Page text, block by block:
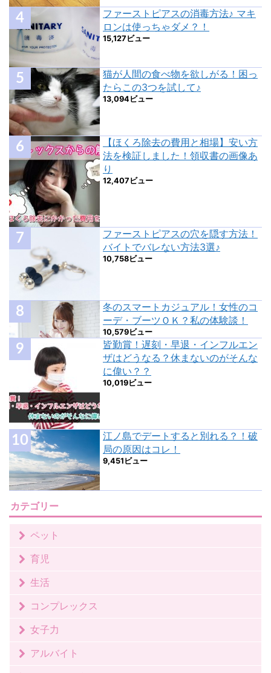
ファーストピアスの消毒方法♪ マキ
ロンは使っちゃダメ？！
15,127ビュー
猫が人間の食べ物を欲しがる！困っ
たらこの3つを試して♪
13,094ビュー
【ほくろ除去の費用と相場】安い方
法を検証しました！領収書の画像あ
り
12,407ビュー
ファーストピアスの穴を隠す方法！
バイトでバレない方法3選♪
10,758ビュー
冬のスマートカジュアル！女性のコ
ーデ・ブーツＯＫ？私の体験談！
10,579ビュー
皆勤賞！遅刻・早退・インフルエン
ザはどうなる？休まないのがそんな
に偉い？？
10,019ビュー
江ノ島でデートすると別れる？！破
局の原因はコレ！
9,451ビュー
カテゴリー
ペット
育児
生活
コンプレックス
女子力
アルバイト